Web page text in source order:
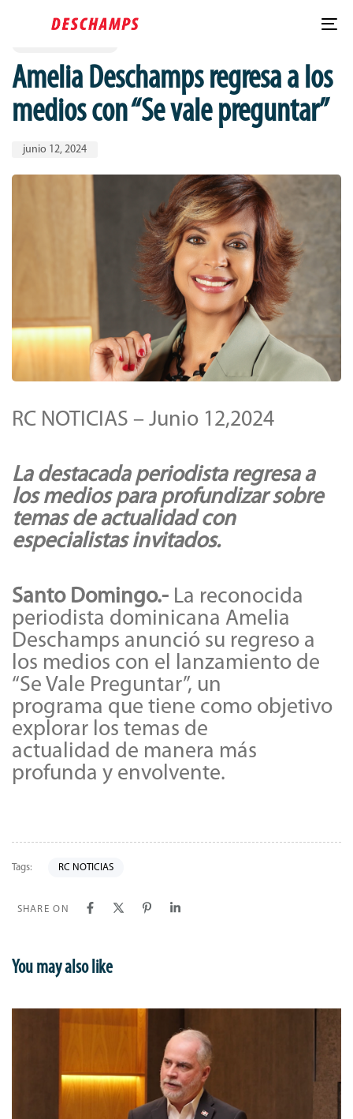
Amelia Deschamps regresa a los
medios con “Se vale preguntar”
junio 12, 2024
RC NOTICIAS – Junio 12,2024
La destacada periodista regresa a
los medios para profundizar sobre
temas de actualidad con
especialistas invitados.
Santo Domingo.- La reconocida
periodista dominicana Amelia
Deschamps anunció su regreso a
los medios con el lanzamiento de
“Se Vale Preguntar”, un
programa que tiene como objetivo
explorar los temas de
actualidad de manera más
profunda y envolvente.
Tags: RC NOTICIAS
SHARE ON
You may also like